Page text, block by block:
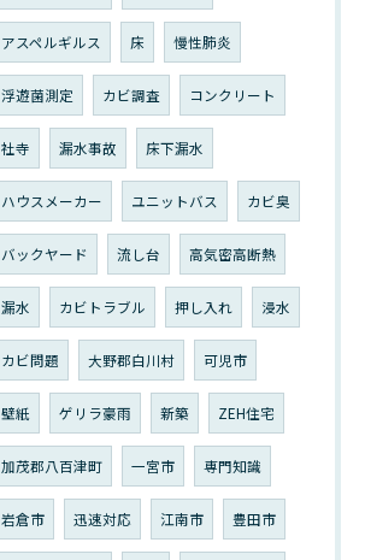
アスペルギルス 床 慢性肺炎
浮遊菌測定 カビ調査 コンクリート
社寺 漏水事故 床下漏水
ハウスメーカー ユニットバス カビ臭
バックヤード 流し台 高気密高断熱
漏水 カビトラブル 押し入れ 浸水
カビ問題 大野郡白川村 可児市
壁紙 ゲリラ豪雨 新築 ZEH住宅
加茂郡八百津町 一宮市 専門知識
岩倉市 迅速対応 江南市 豊田市